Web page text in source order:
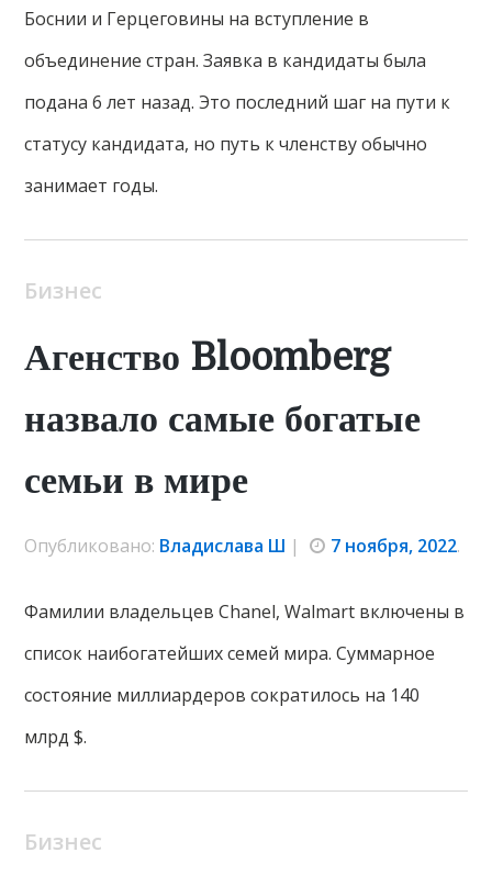
Боснии и Герцеговины на вступление в
объединение стран. Заявка в кандидаты была
подана 6 лет назад. Это последний шаг на пути к
статусу кандидата, но путь к членству обычно
занимает годы.
Бизнес
Агенство Bloomberg
назвало самые богатые
семьи в мире
Опубликовано: Владислава Ш | 7 ноября, 2022.
Фамилии владельцев Chanel, Walmart включены в
список наибогатейших семей мира. Суммарное
состояние миллиардеров сократилось на 140
млрд $.
Бизнес